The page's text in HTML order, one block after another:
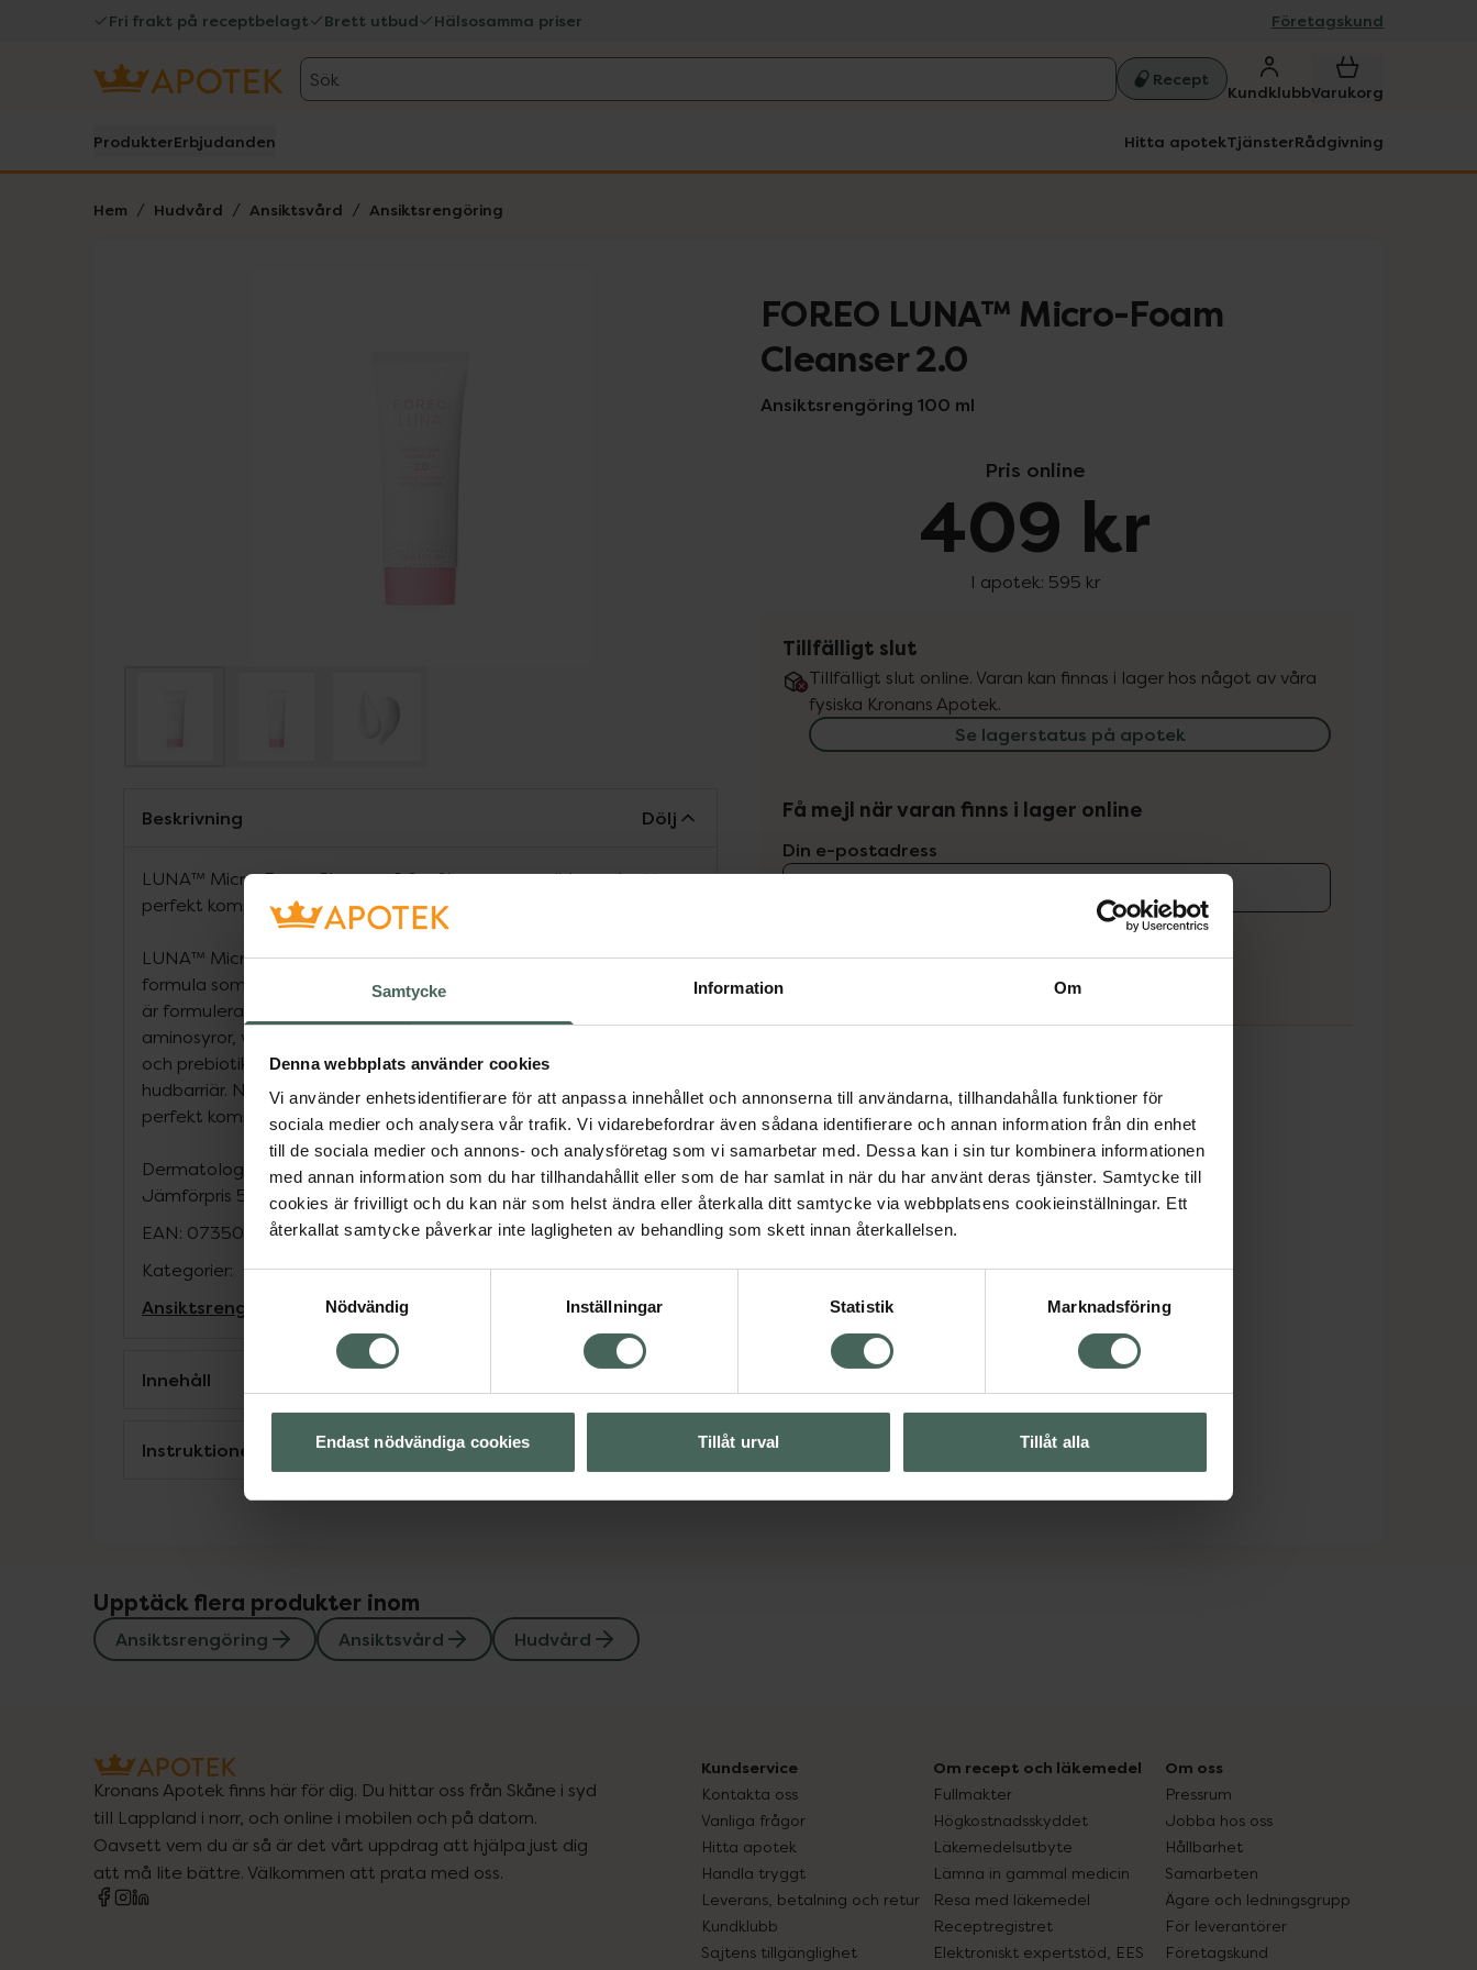
Samtycke Information Om
Denna webbplats använder cookies
Vi använder enhetsidentifierare för att anpassa innehållet och annonserna till användarna, tillhandahålla funktioner för
sociala medier och analysera vår trafik. Vi vidarebefordrar även sådana identifierare och annan information från din enhet
till de sociala medier och annons- och analysföretag som vi samarbetar med. Dessa kan i sin tur kombinera informationen
med annan information som du har tillhandahållit eller som de har samlat in när du har använt deras tjänster. Samtycke till
cookies är frivilligt och du kan när som helst ändra eller återkalla ditt samtycke via webbplatsens cookieinställningar. Ett
återkallat samtycke påverkar inte lagligheten av behandling som skett innan återkallelsen.
Nödvändig
Inställningar Statistik Marknadsföring
Endast nödvändiga cookies Tillåt urval Tillåt alla
Fri frakt på receptbelagt Brett utbud Hälsosamma priser Företagskund
Sök Recept
KundklubbVarukorg
ProdukterErbjudanden Hitta apotekTjänsterRådgivning
Hem Hudvård Ansiktsvård Ansiktsrengöring
FOREO LUNA™ Micro-Foam
Cleanser 2.0
Ansiktsrengöring 100 ml
Pris online
409 kr
I apotek: 595 kr
Tillfälligt slut
Tillfälligt slut online. Varan kan finnas i lager hos något av våra
fysiska Kronans Apotek.
Se lagerstatus på apotek
Få mejl när varan finns i lager online
Din e-postadress
Beskrivning Dölj
LUNA™ Micro-Foam Cleanser 2.0 – Skonsam rengöring och ett
perfekt komplement till din FOREO LUNA™!
LUNA™ Micro-Foam Cleanser 2.0 är en skummande och krämig
formula som skonsamt tar bort orenheter på djupet. Rengöringen
är formulerad med 87% naturliga ingredienser så som fuktgivande
aminosyror, vitamin E, antioxidanter, lugnande Centella Asiatica
och prebiotika som balanserar hudens mikrobiom och skyddar din
hudbarriär. Njut av ren, återfuktad och balanserad hud, samt ett
perfekt komplement till din LUNA™!
Dermatologiskt testad, parfymfri, vegansk och djurvänlig.
Jämförpris 5,95 kr/ml
EAN: 07350120791214
Kategorier:
Ansiktsrengöring AnsiktsvårdHudvård
Innehåll
Instruktioner
Upptäck flera produkter inom
Ansiktsrengöring Ansiktsvård Hudvård
Kronans Apotek finns här för dig. Du hittar oss från Skåne i syd
till Lappland i norr, och online i mobilen och på datorn.
Oavsett vem du är så är det vårt uppdrag att hjälpa just dig
att må lite bättre. Välkommen att prata med oss.
Kundservice
Kontakta oss
Vanliga frågor
Hitta apotek
Handla tryggt
Leverans, betalning och retur
Kundklubb
Sajtens tillgänglighet
Om recept och läkemedel
Fullmakter
Högkostnadsskyddet
Läkemedelsutbyte
Lämna in gammal medicin
Resa med läkemedel
Receptregistret
Elektroniskt expertstöd, EES
Om oss
Pressrum
Jobba hos oss
Hållbarhet
Samarbeten
Ägare och ledningsgrupp
För leverantörer
Företagskund